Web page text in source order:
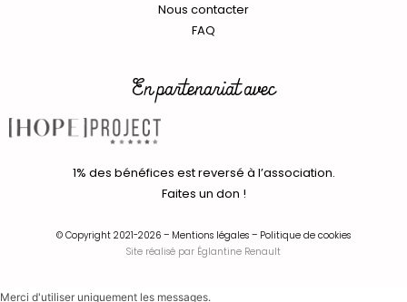
Nous contacter
FAQ
En partenariat avec
1% des bénéfices est reversé à l’association.
Faites un don !
© Copyright 2021-2026 – Mentions légales – Politique de cookies
Site réalisé par Églantine Renault
Merci d'utiliser uniquement les messages.